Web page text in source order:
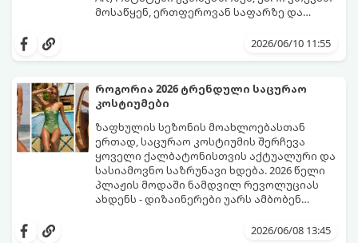
მოსაწყენ, ერთფეროვან საფარზე და
წვნიანი და რომანტიკული განწყობა
კლასიკური ალისფერიდან დაწყებული,
ექსპერიმენტებისთვის. გაიგეთ, რომელი
სამი მთავარი პრინტი იქნება ივნისის
ყველაზე ცხელი ტრენდი ფრჩხილების
მოდაში:
2026/06/10 11:55
როგორია 2026 ტრენდული საცურაო
კოსტიუმები
ზაფხულის სეზონის მოახლოებასთან
ერთად, საცურაო კოსტიუმის შერჩევა
ყოველი ქალბატონისთვის აქტუალური და
სასიამოვნო საზრუნავი ხდება. 2026 წელი
პლაჟის მოდაში ნამდვილ რევოლუციას
ახდენს - დიზაინერები უარს ამბობენ
აქცენტს აკეთებენ კომფორტის,
გაძლევთ იყოთ მაქსიმალურად თამამი,
2026/06/08 13:45